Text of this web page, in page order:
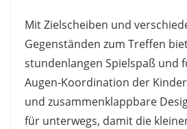
Mit Zielscheiben und
Gegenständen zum Treffen
stundenlangen Spielspaß und
Augen-Koordination der
und zusammenklappbare
für unterwegs, damit die